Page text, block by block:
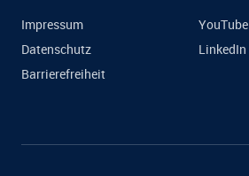
Impressum
Datenschutz
Barrierefreiheit
YouTube
LinkedIn